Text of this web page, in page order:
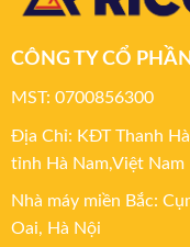
CÔNG TY CỔ
MST: 0700856300
Địa Chỉ: KĐT Thanh
tỉnh Hà Nam,Việt Nam
Nhà máy miền Bắc:
Oai, Hà Nội